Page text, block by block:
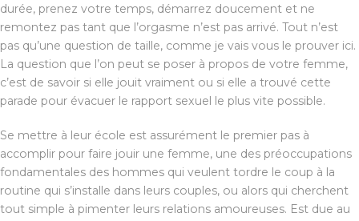
durée, prenez votre temps, démarrez doucement et ne
remontez pas tant que l’orgasme n’est pas arrivé. Tout n’est
pas qu’une question de taille, comme je vais vous le prouver ici.
La question que l’on peut se poser à propos de votre femme,
c’est de savoir si elle jouit vraiment ou si elle a trouvé cette
parade pour évacuer le rapport sexuel le plus vite possible.
Se mettre à leur école est assurément le premier pas à
accomplir pour faire jouir une femme, une des préoccupations
fondamentales des hommes qui veulent tordre le coup à la
routine qui s’installe dans leurs couples, ou alors qui cherchent
tout simple à pimenter leurs relations amoureuses. Est due au